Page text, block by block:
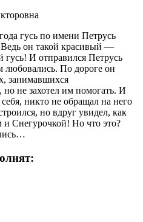
гусь по имени Петрусь
он такой красивый —
И отправился Петрусь
любовались. По дороге он
занимавшихся
не захотел им помогать. И
себя, никто не обращал на него
но вдруг увидел, как
Снегурочкой! Но что это?